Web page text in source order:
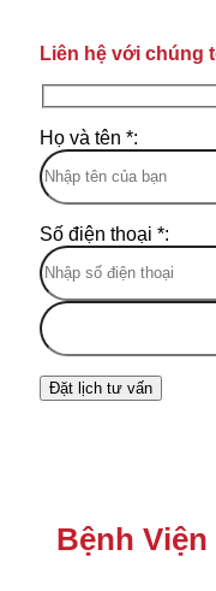
Liên hệ với chúng
Họ và tên *:
Số điện thoại *:
Bệnh